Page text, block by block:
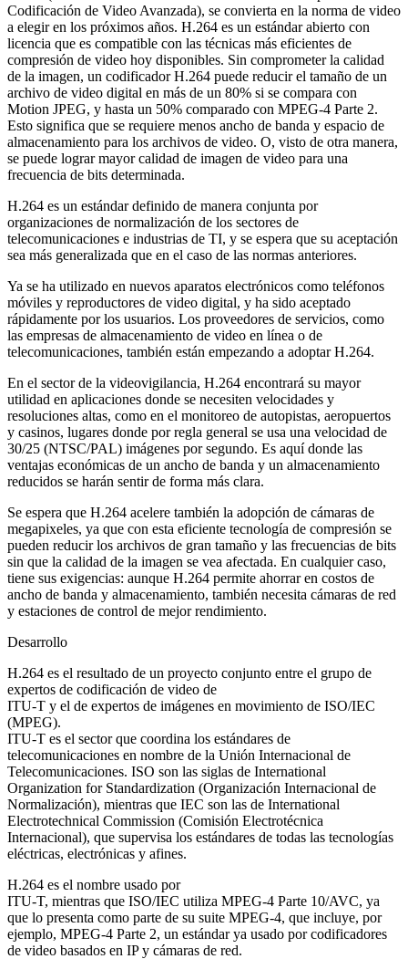
Codificación de Video Avanzada), se convierta en la norma de video
a elegir en los próximos años. H.264 es un estándar abierto con
licencia que es compatible con las técnicas más eficientes de
compresión de video hoy disponibles. Sin comprometer la calidad
de la imagen, un codificador H.264 puede reducir el tamaño de un
archivo de video digital en más de un 80% si se compara con
Motion JPEG, y hasta un 50% comparado con MPEG-4 Parte 2.
Esto significa que se requiere menos ancho de banda y espacio de
almacenamiento para los archivos de video. O, visto de otra manera,
se puede lograr mayor calidad de imagen de video para una
frecuencia de bits determinada.
H.264 es un estándar definido de manera conjunta por
organizaciones de normalización de los sectores de
telecomunicaciones e industrias de TI, y se espera que su aceptación
sea más generalizada que en el caso de las normas anteriores.
Ya se ha utilizado en nuevos aparatos electrónicos como teléfonos
móviles y reproductores de video digital, y ha sido aceptado
rápidamente por los usuarios. Los proveedores de servicios, como
las empresas de almacenamiento de video en línea o de
telecomunicaciones, también están empezando a adoptar H.264.
En el sector de la videovigilancia, H.264 encontrará su mayor
utilidad en aplicaciones donde se necesiten velocidades y
resoluciones altas, como en el monitoreo de autopistas, aeropuertos
y casinos, lugares donde por regla general se usa una velocidad de
30/25 (NTSC/PAL) imágenes por segundo. Es aquí donde las
ventajas económicas de un ancho de banda y un almacenamiento
reducidos se harán sentir de forma más clara.
Se espera que H.264 acelere también la adopción de cámaras de
megapixeles, ya que con esta eficiente tecnología de compresión se
pueden reducir los archivos de gran tamaño y las frecuencias de bits
sin que la calidad de la imagen se vea afectada. En cualquier caso,
tiene sus exigencias: aunque H.264 permite ahorrar en costos de
ancho de banda y almacenamiento, también necesita cámaras de red
y estaciones de control de mejor rendimiento.
Desarrollo
H.264 es el resultado de un proyecto conjunto entre el grupo de
expertos de codificación de video de
ITU-T y el de expertos de imágenes en movimiento de ISO/IEC
(MPEG).
ITU-T es el sector que coordina los estándares de
telecomunicaciones en nombre de la Unión Internacional de
Telecomunicaciones. ISO son las siglas de International
Organization for Standardization (Organización Internacional de
Normalización), mientras que IEC son las de International
Electrotechnical Commission (Comisión Electrotécnica
Internacional), que supervisa los estándares de todas las tecnologías
eléctricas, electrónicas y afines.
H.264 es el nombre usado por
ITU-T, mientras que ISO/IEC utiliza MPEG-4 Parte 10/AVC, ya
que lo presenta como parte de su suite MPEG-4, que incluye, por
ejemplo, MPEG-4 Parte 2, un estándar ya usado por codificadores
de video basados en IP y cámaras de red.